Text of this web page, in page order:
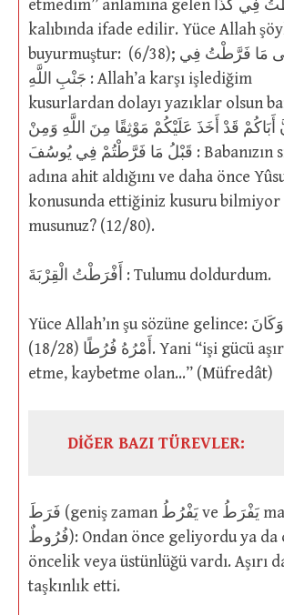
etmedim” anlamına gelen مَا فَرَّطْتُ فِي كَذَا
kalıbında ifade edilir. Yüce Allah
buyurmuştur: (6/38); يَا حَسْرَتَا عَلَى مَا فَرَّطْتُ فِي
جَنْبِ اللَّهِ : Allah’a karşı işlediğim
kusurlardan dolayı yazıklar olsun
أَبَاكُمْ قَدْ أَخَذَ عَلَيْكُمْ مَوْثِقًا مِنَ اللَّهِ وَمِنْ
قَبْلُ مَا فَرَّطْتُمْ فِي يُوسُفَ : Babanızın sizden Allah
adına ahit aldığını ve daha önce
konusunda ettiğiniz kusuru bilmiyor
musunuz? (12/80).
أَفْرَطْتُ الْقِرْبَةَ : Tulumu doldurdum.
Yüce Allah’ın şu sözüne gelince: وَكَانَ
أَمْرُهُ فُرُطًا (18/28). Yani “işi gücü aşırılık ve zayi
etme, kaybetme olan…” (Müfredât)
DİĞER BAZI TÜREVLER:
فَرَطَ (geniş zaman يَفْرُطُ ve يَفْرَطُ mastar isim
فُرُوطٌ): Ondan önce geliyordu ya da ona karşı
öncelik veya üstünlüğü vardı. Aşırı
taşkınlık etti.